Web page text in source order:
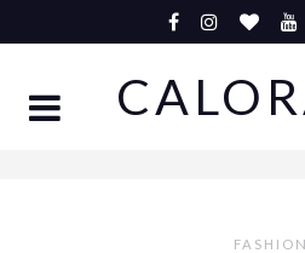
to
FASHION